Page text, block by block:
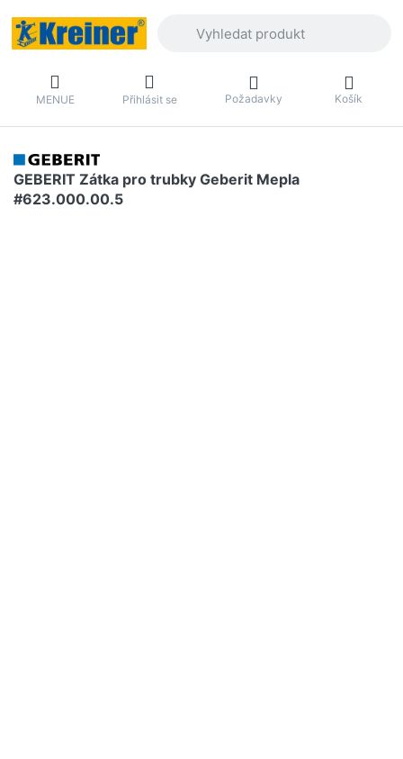
MENUE Přihlásit se Požadavky Košík
GEBERIT Zátka pro trubky Geberit Mepla
#623.000.00.5